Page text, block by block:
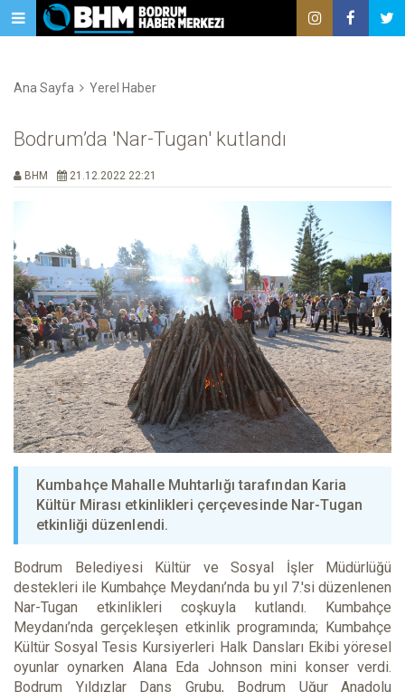
Ana Sayfa Yerel Haber
Bodrum’da 'Nar-Tugan' kutlandı
BHM 21.12.2022 22:21
Kumbahçe Mahalle Muhtarlığı tarafından Karia
Kültür Mirası etkinlikleri çerçevesinde Nar-Tugan
etkinliği düzenlendi.
Bodrum Belediyesi Kültür ve Sosyal İşler Müdürlüğü
destekleri ile Kumbahçe Meydanı’nda bu yıl 7.'si düzenlenen
Nar-Tugan etkinlikleri coşkuyla kutlandı. Kumbahçe
Meydanı’nda gerçekleşen etkinlik programında; Kumbahçe
Kültür Sosyal Tesis Kursiyerleri Halk Dansları Ekibi yöresel
oyunlar oynarken Alana Eda Johnson mini konser verdi.
Bodrum Yıldızlar Dans Grubu, Bodrum Uğur Anadolu